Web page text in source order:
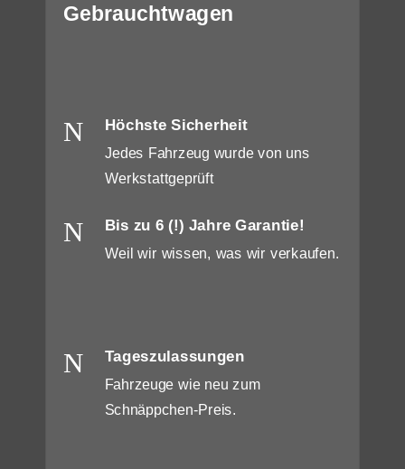
Gebrauchtwagen
N Höchste Sicherheit
Jedes Fahrzeug wurde von uns
Werkstattgeprüft
N Bis zu 6 (!) Jahre Garantie!
Weil wir wissen, was wir verkaufen.
N Tageszulassungen
Fahrzeuge wie neu zum
Schnäppchen-Preis.